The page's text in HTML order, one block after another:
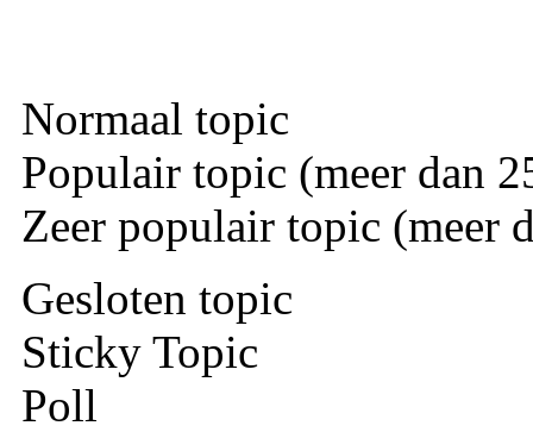
Normaal topic
Populair topic (meer dan
Zeer populair topic (meer
Gesloten topic
Sticky Topic
Poll